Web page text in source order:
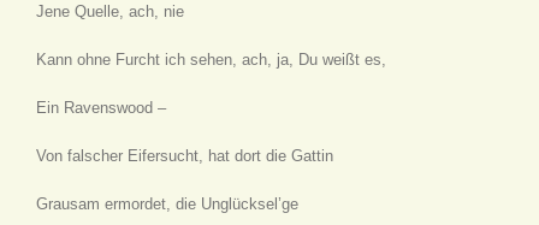
Jene Quelle, ach, nie
Kann ohne Furcht ich sehen, ach, ja, Du weißt es,
Ein Ravenswood –
Von falscher Eifersucht, hat dort die Gattin
Grausam ermordet, die Unglücksel’ge